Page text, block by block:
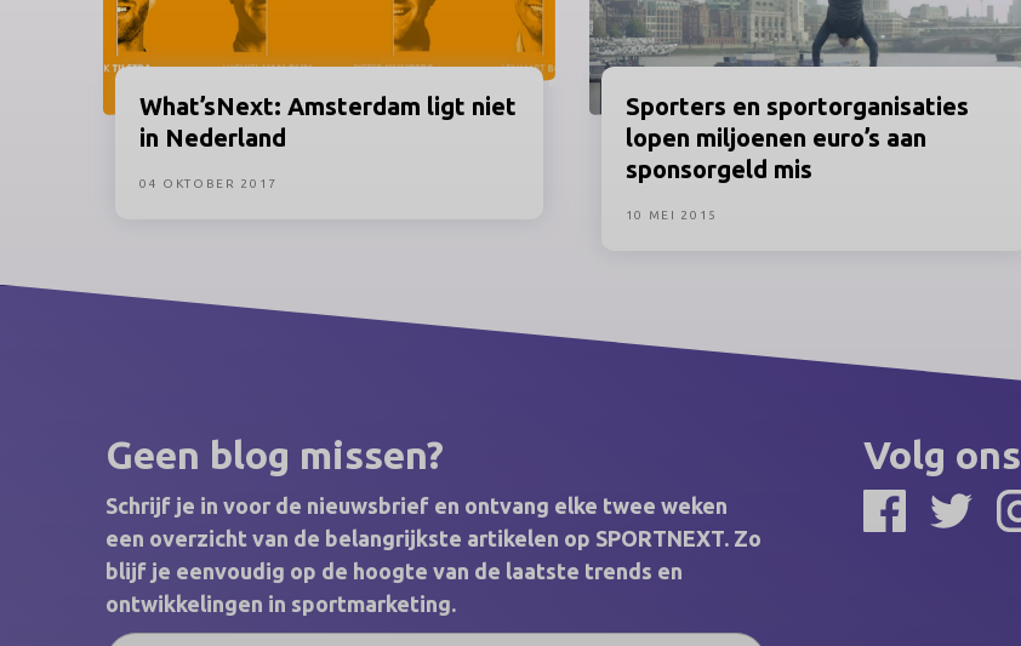
invloed hierop van technologie, innovatie
en digital marketing.
What’sNext: Amsterdam ligt niet
in Nederland
04 OKTOBER 2017
Sporters en sportorganisaties
lopen miljoenen euro’s aan
sponsorgeld mis
10 MEI 2015
Geen blog missen?
Schrijf je in voor de nieuwsbrief en ontvang elke twee weken
een overzicht van de belangrijkste artikelen op SPORTNEXT. Zo
blijf je eenvoudig op de hoogte van de laatste trends en
ontwikkelingen in sportmarketing.
Volg ons